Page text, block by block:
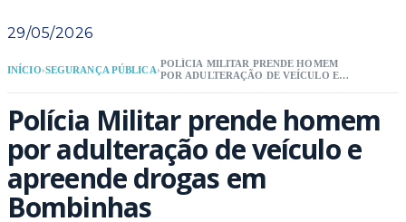
29/05/2026
INÍCIO›SEGURANÇA PÚBLICA›
POLÍCIA MILITAR PRENDE HOMEM
POR ADULTERAÇÃO DE VEÍCULO E
Polícia Militar prende homem
por adulteração de veículo e
apreende drogas em
Bombinhas